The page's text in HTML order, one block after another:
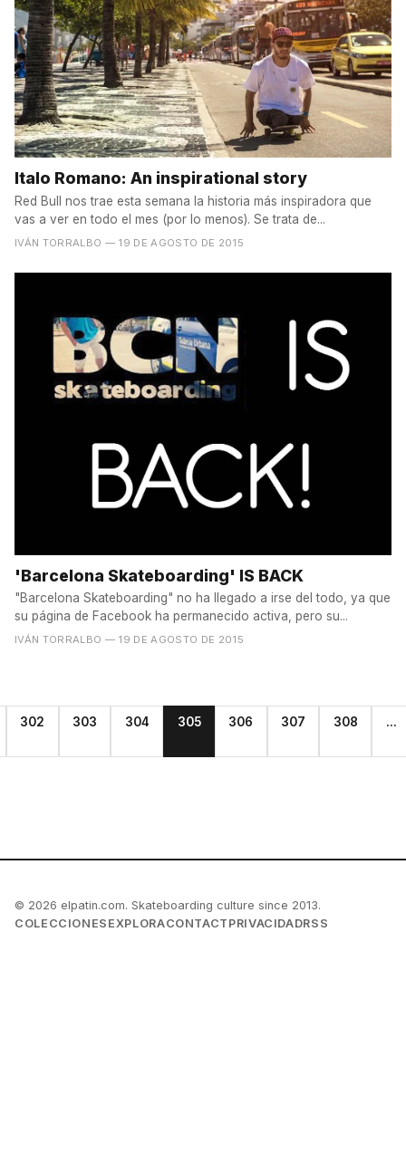
Italo Romano: An inspirational story
Red Bull nos trae esta semana la historia más inspiradora que
vas a ver en todo el mes (por lo menos). Se trata de...
IVÁN TORRALBO — 19 DE AGOSTO DE 2015
'Barcelona Skateboarding' IS BACK
"Barcelona Skateboarding" no ha llegado a irse del todo, ya que
su página de Facebook ha permanecido activa, pero su...
IVÁN TORRALBO — 19 DE AGOSTO DE 2015
302 303 304 305 306 307 308 ...
© 2026 elpatin.com. Skateboarding culture since 2013.
COLECCIONES EXPLORACONTACT PRIVACIDADRSS